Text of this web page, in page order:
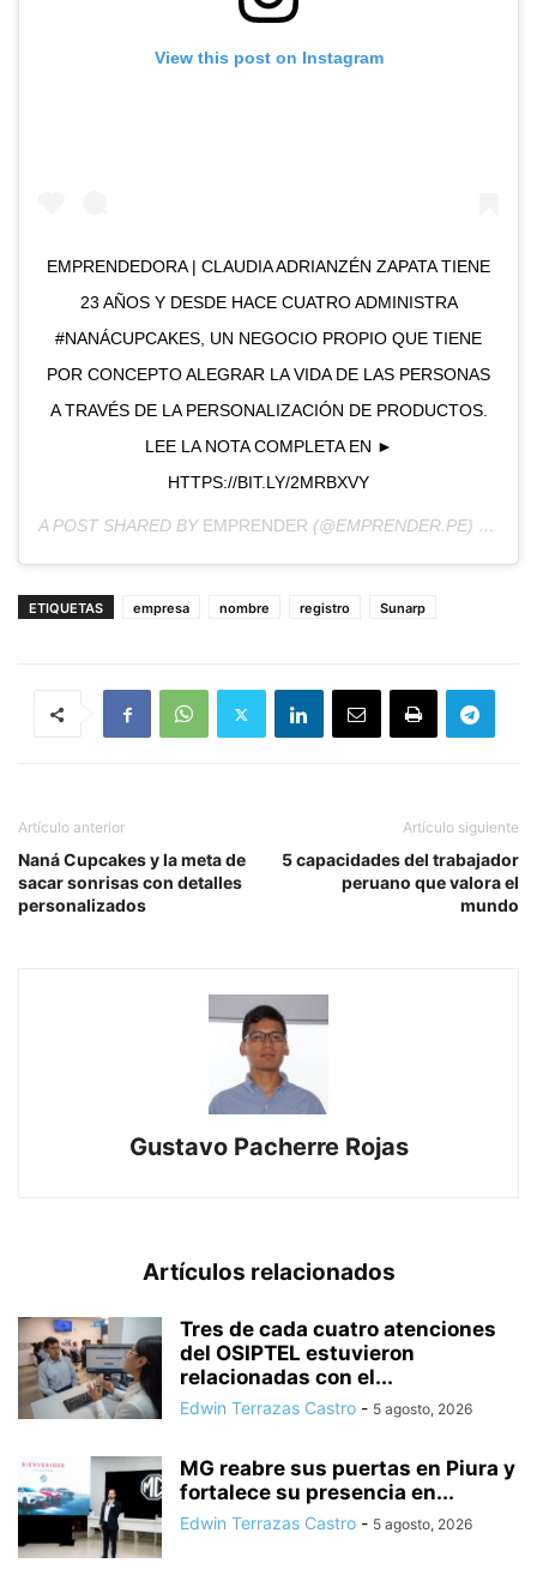
View this post on Instagram
EMPRENDEDORA | CLAUDIA ADRIANZÉN ZAPATA TIENE
23 AÑOS Y DESDE HACE CUATRO ADMINISTRA
#NANÁCUPCAKES, UN NEGOCIO PROPIO QUE TIENE
POR CONCEPTO ALEGRAR LA VIDA DE LAS PERSONAS
A TRAVÉS DE LA PERSONALIZACIÓN DE PRODUCTOS.
LEE LA NOTA COMPLETA EN ►
HTTPS://BIT.LY/2MRBXVY
A POST SHARED BY EMPRENDER (@EMPRENDER.PE) ON
ETIQUETAS empresa nombre registro Sunarp
Artículo anterior
Naná Cupcakes y la meta de
sacar sonrisas con detalles
personalizados
Artículo siguiente
5 capacidades del trabajador
peruano que valora el
mundo
Gustavo Pacherre Rojas
Artículos relacionados
Tres de cada cuatro atenciones
del OSIPTEL estuvieron
relacionadas con el...
Edwin Terrazas Castro - 5 agosto, 2026
MG reabre sus puertas en Piura y
fortalece su presencia en...
Edwin Terrazas Castro - 5 agosto, 2026